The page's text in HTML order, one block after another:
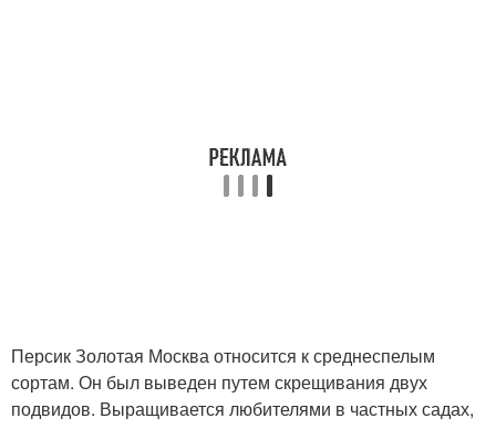
Персик Золотая Москва относится к среднеспелым
сортам. Он был выведен путем скрещивания двух
подвидов. Выращивается любителями в частных садах,